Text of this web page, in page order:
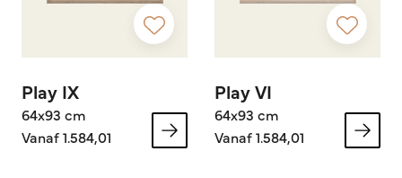
Play IX
64x93 cm
Vanaf 1.584,01
Play VI
64x93 cm
Vanaf 1.584,01